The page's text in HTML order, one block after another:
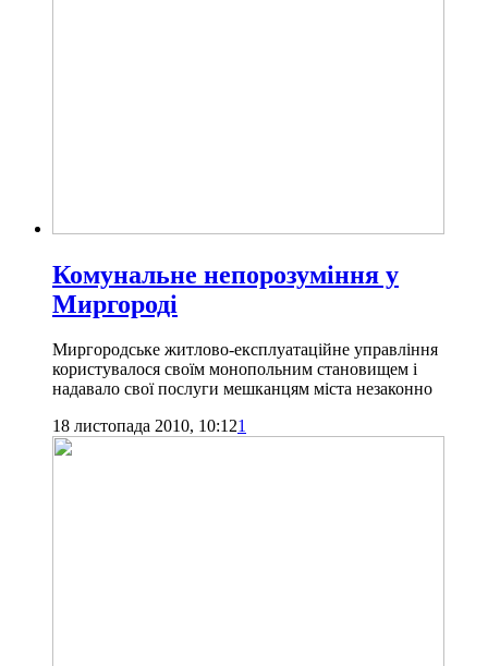
Комунальне непорозуміння у
Миргороді
Миргородське житлово-експлуатаційне управління
користувалося своїм монопольним становищем і
надавало свої послуги мешканцям міста незаконно
18 листопада 2010, 10:121